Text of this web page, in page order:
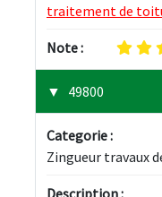
traitement de
Note :
49800
Categorie :
Zingueur travaux